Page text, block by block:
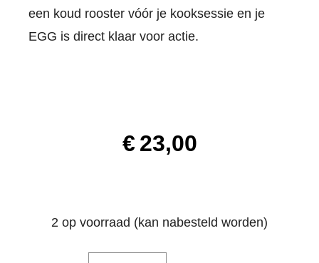
een koud rooster vóór je kooksessie en je
EGG is direct klaar voor actie.
€ 23,00
2 op voorraad (kan nabesteld worden)